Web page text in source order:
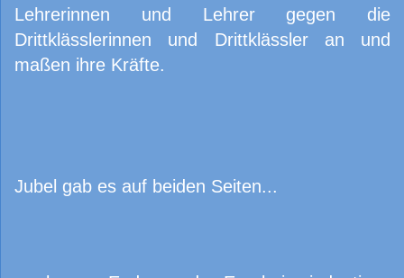
Lehrerinnen und Lehrer gegen die
Drittklässlerinnen und Drittklässler an und
maßen ihre Kräfte.
Jubel gab es auf beiden Seiten...